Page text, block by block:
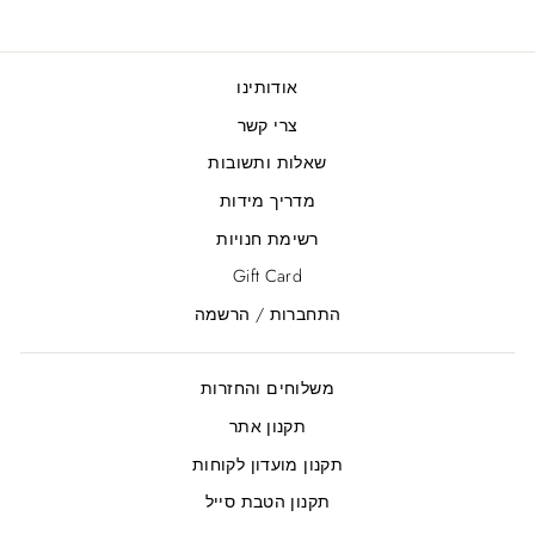
אודותינו
צרי קשר
שאלות ותשובות
מדריך מידות
רשימת חנויות
Gift Card
התחברות / הרשמה
משלוחים והחזרות
תקנון אתר
תקנון מועדון לקוחות
תקנון הטבת סייל